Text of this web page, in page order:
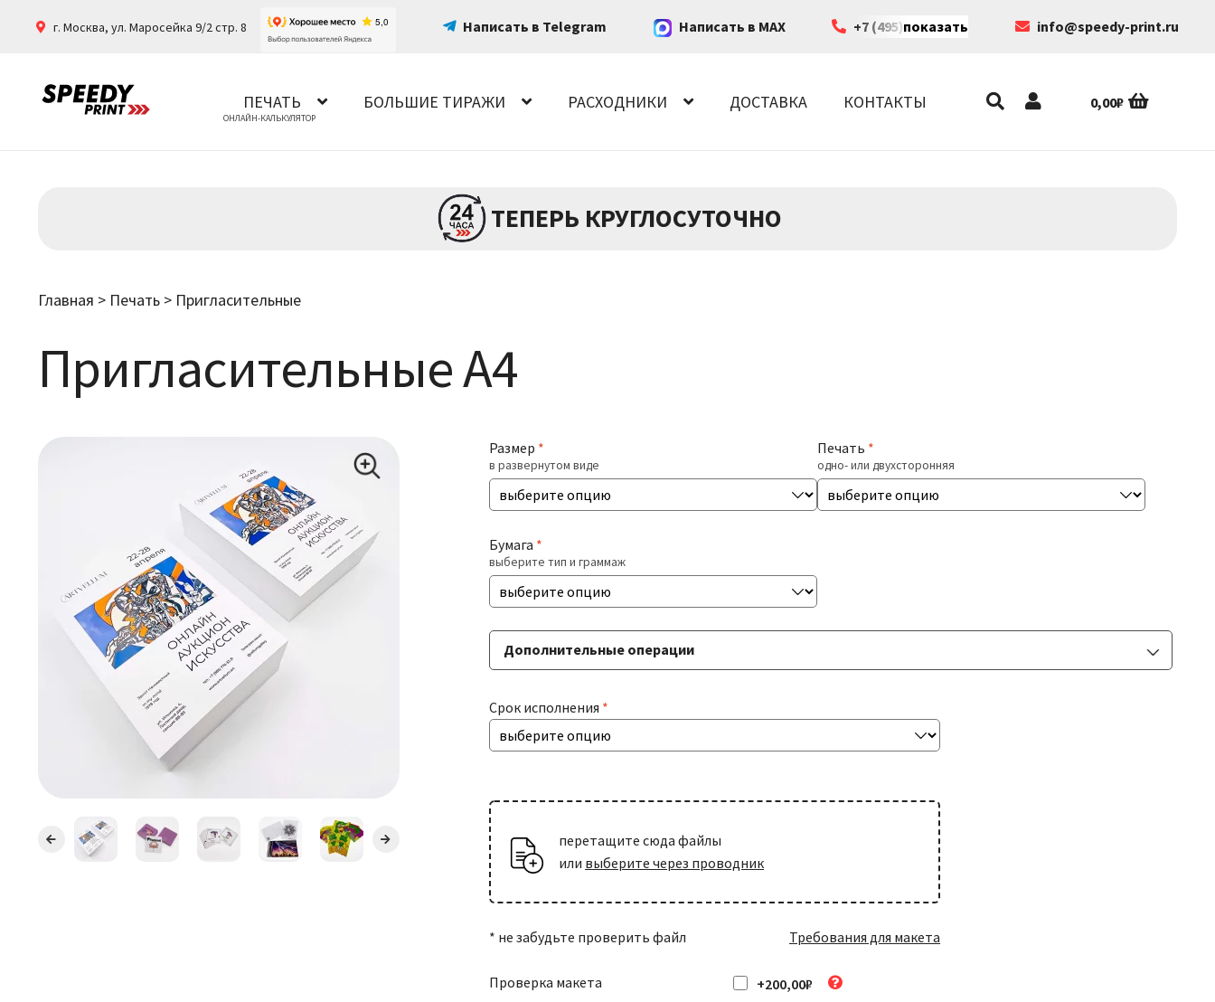
г. Москва, ул. Маросейка 9/2 стр. 8 Написать в Telegram Написать в MAX +7 (495) 199-63-35
показать info@speedy-print.ru
ПЕЧАТЬ БОЛЬШИЕ ТИРАЖИ РАСХОДНИКИ ДОСТАВКА КОНТАКТЫ 0,00₽
ТЕПЕРЬ КРУГЛОСУТОЧНО
Главная > Печать> Пригласительные
Пригласительные А4
Размер *
в развернутом виде
Печать *
одно- или двухсторонняя
Бумага *
выберите тип и граммаж
Дополнительные операции
если нужно нанесение фольги
+808,00₽
углубление на месте сгиба, чтобы
Срок исполнения *
перетащите сюда файлы
или выберите через проводник
* не забудьте проверить файл Требования для макета
Проверка макета +200,00₽